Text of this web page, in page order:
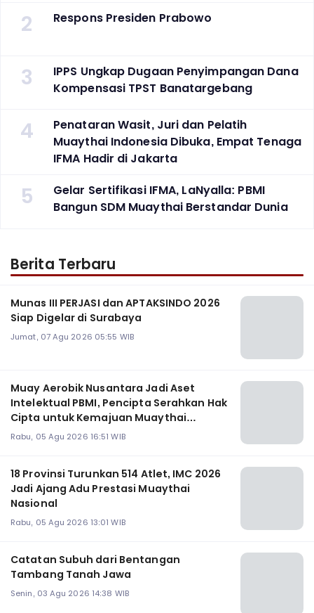
2 Respons Presiden Prabowo
3
IPPS Ungkap Dugaan Penyimpangan Dana
Kompensasi TPST Banatargebang
4
Penataran Wasit, Juri dan Pelatih
Muaythai Indonesia Dibuka, Empat Tenaga
IFMA Hadir di Jakarta
5
Gelar Sertifikasi IFMA, LaNyalla: PBMI
Bangun SDM Muaythai Berstandar Dunia
Berita Terbaru
Munas III PERJASI dan APTAKSINDO 2026
Siap Digelar di Surabaya
Jumat, 07 Agu 2026 05:55 WIB
Muay Aerobik Nusantara Jadi Aset
Intelektual PBMI, Pencipta Serahkan Hak
Cipta untuk Kemajuan Muaythai
Indonesia
Rabu, 05 Agu 2026 16:51 WIB
18 Provinsi Turunkan 514 Atlet, IMC 2026
Jadi Ajang Adu Prestasi Muaythai
Nasional
Rabu, 05 Agu 2026 13:01 WIB
Catatan Subuh dari Bentangan
Tambang Tanah Jawa
Senin, 03 Agu 2026 14:38 WIB